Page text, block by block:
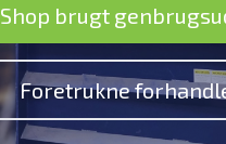
Shop brugt
Foretrukne